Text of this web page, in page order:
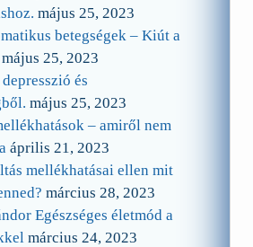
május 25, 2023
betegségek – Kiút a
május 25, 2023
és
május 25, 2023
– amiről nem
április 21, 2023
mellékhatásai ellen mit
március 28, 2023
Egészséges életmód a
március 24, 2023